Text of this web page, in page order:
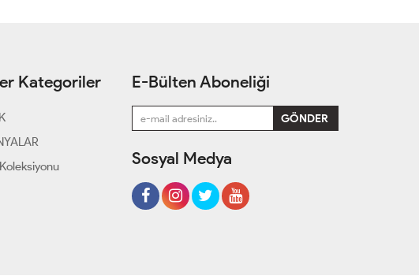
Kategoriler E-Bülten Aboneliği
Sosyal Medya